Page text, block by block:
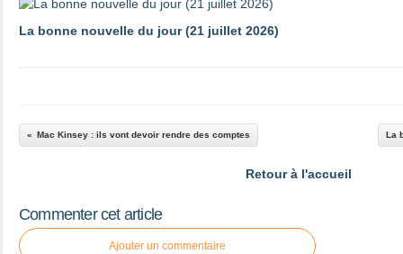
La bonne nouvelle du jour (21 juillet 2026)
Mac Kinsey : ils vont devoir rendre des comptes La
Retour à l'accueil
Commenter cet article
Ajouter un commentaire